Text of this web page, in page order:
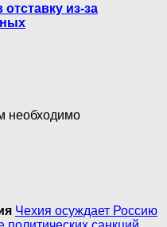
из-за
необходимо
Чехия осуждает Россию